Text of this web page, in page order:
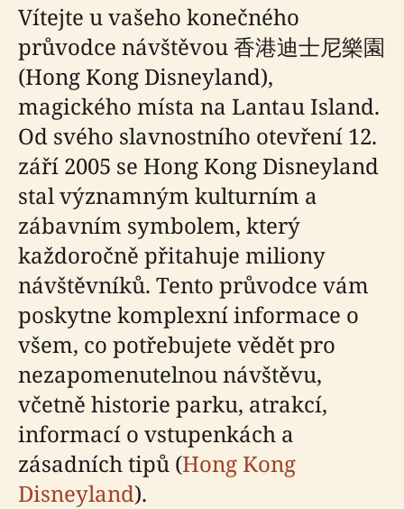
Vítejte u vašeho konečného
průvodce návštěvou 香港迪士尼樂園
(Hong Kong Disneyland),
magického místa na Lantau Island.
Od svého slavnostního otevření 12.
září 2005 se Hong Kong Disneyland
stal významným kulturním a
zábavním symbolem, který
každoročně přitahuje miliony
návštěvníků. Tento průvodce vám
poskytne komplexní informace o
všem, co potřebujete vědět pro
nezapomenutelnou návštěvu,
včetně historie parku, atrakcí,
informací o vstupenkách a
zásadních tipů (Hong Kong
Disneyland).